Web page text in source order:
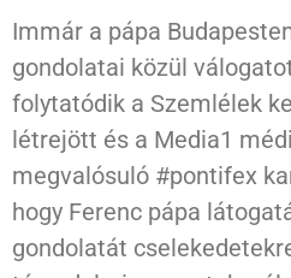
Immár a pápa
gondolatai közül
folytatódik a Szemlélek
létrejött és a Media1
megvalósuló #pontifex
hogy Ferenc pápa
gondolatát